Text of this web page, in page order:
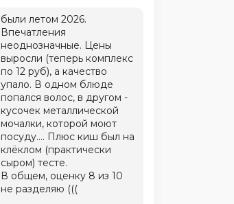
были летом 2026.
Впечатления
неоднозначные. Цены
выросли (теперь комплекс
по 12 руб), а качество
упало. В одном блюде
попался волос, в другом -
кусочек металлической
мочалки, которой моют
посуду.... Плюс киш был на
клёклом (практически
сыром) тесте.
В общем, оценку 8 из 10
не разделяю (((